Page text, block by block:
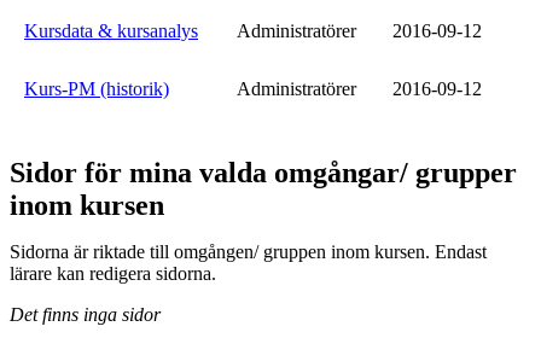
Kursdata & kursanalys Administratörer 2016-09-12
Kurs-PM (historik) Administratörer 2016-09-12
Sidor för mina valda omgångar/ grupper
inom kursen
Sidorna är riktade till omgången/ gruppen inom kursen. Endast
lärare kan redigera sidorna.
Det finns inga sidor